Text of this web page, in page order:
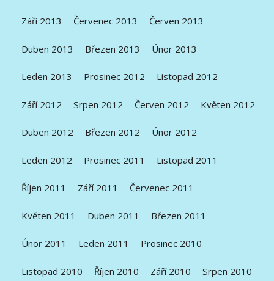
Září 2013 Červenec 2013 Červen 2013
Duben 2013 Březen 2013 Únor 2013
Leden 2013 Prosinec 2012 Listopad 2012
Září 2012 Srpen 2012 Červen 2012 Květen 2012
Duben 2012 Březen 2012 Únor 2012
Leden 2012 Prosinec 2011 Listopad 2011
Říjen 2011 Září 2011 Červenec 2011
Květen 2011 Duben 2011 Březen 2011
Únor 2011 Leden 2011 Prosinec 2010
Listopad 2010 Říjen 2010 Září 2010 Srpen 2010